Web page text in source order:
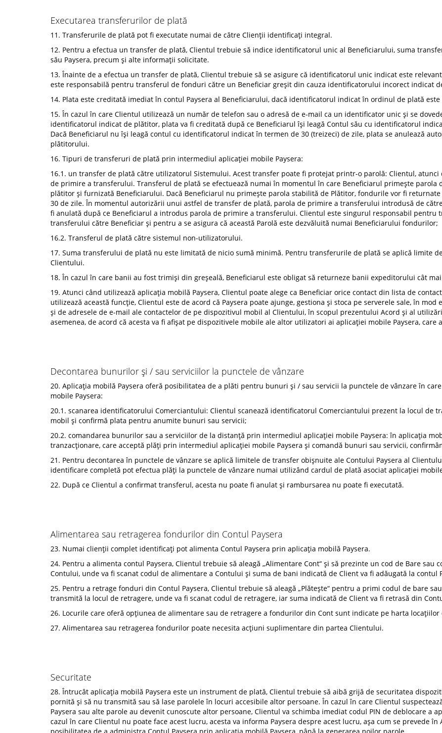
Executarea transferurilor de plată
11. Transferurile de plată pot fi executate numai de către Clienții identificați integral.
12. Pentru a efectua un transfer de plată, Clientul trebuie să indice identificatorul unic al Beneficiarului, suma
său Paysera, precum și alte informații solicitate.
13. Înainte de a efectua un transfer de plată, Clientul trebuie să se asigure că identificatorul unic indicat este
este responsabilă pentru transferul de fonduri către un Beneficiar greșit din cauza identificatorului incorect indicat
14. Plata este creditată imediat în contul Paysera al Beneficiarului, dacă identificatorul indicat în ordinul de plată
15. În cazul în care Clientul utilizează un număr de telefon sau o adresă de e-mail ca un identificator unic și se
identificatorul indicat de plătitor, plata va fi creditată după ce Beneficiarul își leagă Contul său cu identificatorul
Dacă Beneficiarul nu își leagă contul cu identificatorul indicat în termen de 30 (treizeci) de zile, plata se anulează
plătitorului.
16. Tipuri de transferuri de plată prin intermediul aplicației mobile Paysera:
16.1. un transfer de plată către utilizatorul Sistemului. Acest transfer poate fi protejat printr-o parolă: Clientul,
de primire a transferului. Transferul de plată se efectuează numai în momentul în care Beneficiarul primește parola
plătitor și furnizată Beneficiarului. Dacă Beneficiarul nu primește parola stabilită de Plătitor, fondurile vor fi
30 de zile. În momentul autorizării unui astfel de transfer de plată, parola de primire a transferului introdusă de
fi anulată după ce Beneficiarul a introdus parola de primire a transferului. Clientul este singurul responsabil pentru
transferului către Beneficiar și pentru a se asigura că această Parolă este dezvăluită numai Beneficiarului fondurilor;
16.2. Transferul de plată către sistemul non-utilizatorului.
17. Suma transferului de plată nu este limitată de nicio sumă minimă. Pentru transferurile de plată se aplică limite
Clientului.
18. În cazul în care banii au fost trimiși din greșeală, Beneficiarul este obligat să returneze banii expeditorului cât
19. Atunci când utilizează aplicația mobilă Paysera, Clientul poate alege ca Beneficiar orice contact din lista de
utilizează această funcție, Clientul este de acord că Paysera poate ajunge, gestiona și stoca pe serverele sale, în
și de adresele de e-mail ale contactelor de pe dispozitivul mobil al Clientului, în scopul prezentului Acord și al
asemenea, de acord că acesta va fi afișat pe dispozitivele mobile ale altor utilizatori ai aplicației mobile Paysera, care
Decontarea bunurilor și / sau serviciilor la punctele de vânzare
20. Aplicația mobilă Paysera oferă posibilitatea de a plăti pentru bunuri și / sau servicii la punctele de vânzare în
mobile Paysera:
20.1. scanarea identificatorului Comerciantului: Clientul scanează identificatorul Comerciantului prezent la locul de
mobil și confirmă plata pentru anumite bunuri sau servicii;
20.2. comandarea bunurilor sau a serviciilor de la distanță prin intermediul aplicației mobile Paysera: în aplicația
tranzacționare, care acceptă plăți prin intermediul aplicației mobile Paysera și comandă bunuri sau servicii,
21. Pentru decontarea în punctele de vânzare se aplică limitele de transfer obișnuite ale Contului Paysera al
identificare completă pot efectua plăți la punctele de vânzare numai utilizând cardul de plată asociat aplicației
22. După ce Clientul a confirmat transferul, acesta nu poate fi anulat și rambursarea nu poate fi executată.
Alimentarea sau retragerea fondurilor din Contul Paysera
23. Numai clienții complet identificați pot alimenta Contul Paysera prin aplicația mobilă Paysera.
24. Pentru a alimenta contul Paysera, Clientul trebuie să aleagă „Alimentare Cont“ și să prezinte un cod de Bare sau
Contului, unde va fi scanat codul de alimentare a Contului și suma de bani indicată de Client va fi adăugată la contul
25. Pentru a retrage fonduri din Contul Paysera, Clientul trebuie să aleagă „Plătește“ pentru a primi codul de bare
transmită la locul de retragere, unde va fi scanat codul de retragere, iar suma indicată de Client va fi retrasă din
26. Locurile care oferă opțiunea de alimentare sau de retragere a fondurilor din Cont sunt indicate pe harta
27. Alimentarea sau retragerea fondurilor poate necesita acțiuni suplimentare din partea Clientului.
Securitate
28. Întrucât aplicația mobilă Paysera este un instrument de plată, Clientul trebuie să aibă grijă de securitatea
pornită și să nu transmită sau să lase parolele în locuri accesibile altor persoane. În cazul în care Clientul
Paysera sau alte parole au devenit cunoscute altor persoane, Clientul va schimba imediat codul PIN de deblocare a
cazul în care Clientul nu poate face acest lucru, acesta va informa Paysera despre acest lucru, așa cum se prevede